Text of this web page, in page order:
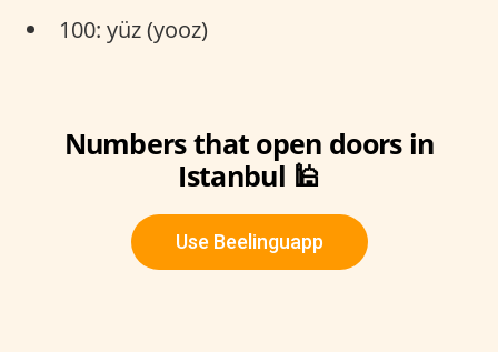
100: yüz (yooz)
Numbers that open doors in
Istanbul 🕌
Use Beelinguapp